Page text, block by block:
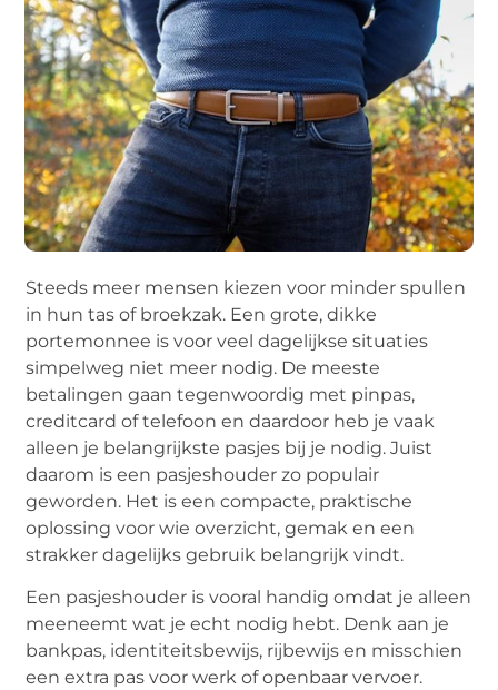
Steeds meer mensen kiezen voor minder spullen
in hun tas of broekzak. Een grote, dikke
portemonnee is voor veel dagelijkse situaties
simpelweg niet meer nodig. De meeste
betalingen gaan tegenwoordig met pinpas,
creditcard of telefoon en daardoor heb je vaak
alleen je belangrijkste pasjes bij je nodig. Juist
daarom is een pasjeshouder zo populair
geworden. Het is een compacte, praktische
oplossing voor wie overzicht, gemak en een
strakker dagelijks gebruik belangrijk vindt.
Een pasjeshouder is vooral handig omdat je alleen
meeneemt wat je echt nodig hebt. Denk aan je
bankpas, identiteitsbewijs, rijbewijs en misschien
een extra pas voor werk of openbaar vervoer.